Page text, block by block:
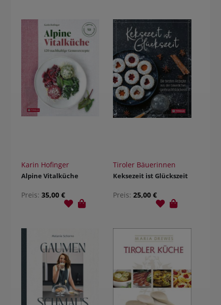
Karin Hofinger
Alpine Vitalküche
Preis: 35,00 €
Tiroler Bäuerinnen
Keksezeit ist Glückszeit
Preis: 25,00 €